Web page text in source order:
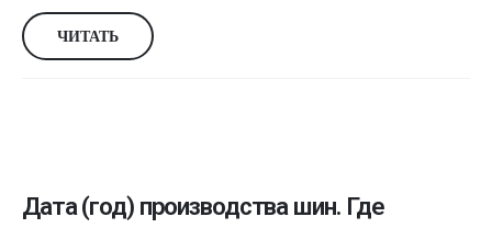
ЧИТАТЬ
Дата (год) производства шин. Где